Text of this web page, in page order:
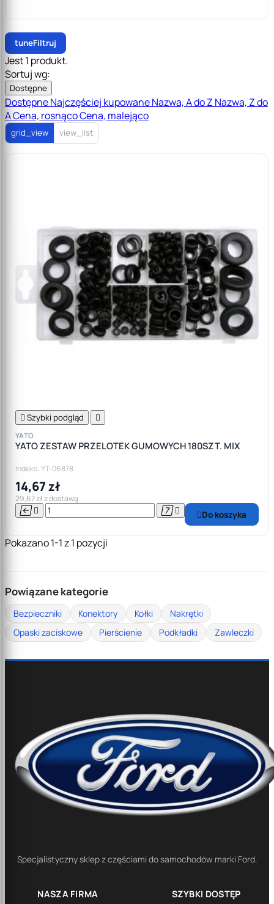
tuneFiltruj
Jest 1 produkt.
Sortuj wg:
Dostępne
DostępneNajczęściej kupowaneNazwa, A do Z Nazwa, Z do
ACena, rosnącoCena, malejąco
grid_view view_list
 Szybki podgląd 
YATO
YATO ZESTAW PRZELOTEK GUMOWYCH 180SZT. MIX
Indeks: YT-06878
14,67 zł
29,67 zł z dostawą
    Do koszyka
Pokazano 1-1 z 1 pozycji
Powiązane kategorie
Bezpieczniki Konektory Kołki
Nakrętki
Opaski zaciskowe
Pierścienie Podkładki Zawleczki
Specjalistyczny sklep z częściami do samochodów marki Ford.
NASZA FIRMA
SZYBKI DOSTĘP